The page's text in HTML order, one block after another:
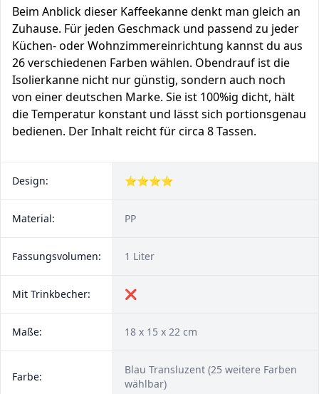
Beim Anblick dieser Kaffeekanne denkt man gleich an
Zuhause. Für jeden Geschmack und passend zu jeder
Küchen- oder Wohnzimmereinrichtung kannst du aus
26 verschiedenen Farben wählen. Obendrauf ist die
Isolierkanne nicht nur günstig, sondern auch noch
von einer deutschen Marke. Sie ist 100%ig dicht, hält
die Temperatur konstant und lässt sich portionsgenau
bedienen. Der Inhalt reicht für circa 8 Tassen.
Design: ⭐⭐⭐⭐
Material: PP
Fassungsvolumen: 1 Liter
Mit Trinkbecher: ❌
Maße: 18 x 15 x 22 cm
Farbe:
Blau Transluzent (25 weitere Farben
wählbar)